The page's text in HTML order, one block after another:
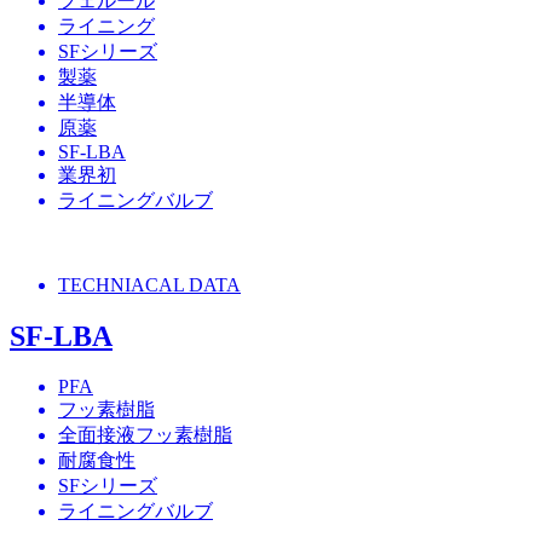
ライニング
SFシリーズ
製薬
半導体
原薬
SF-LBA
業界初
ライニングバルブ
TECHNIACAL DATA
SF-LBA
PFA
フッ素樹脂
全面接液フッ素樹脂
耐腐食性
SFシリーズ
ライニングバルブ